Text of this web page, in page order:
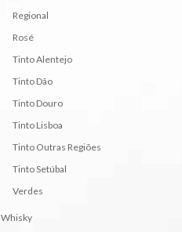
Regional
Rosé
Tinto Alentejo
Tinto Dão
Tinto Douro
Tinto Lisboa
Tinto Outras Regiões
Tinto Setúbal
Verdes
Whisky